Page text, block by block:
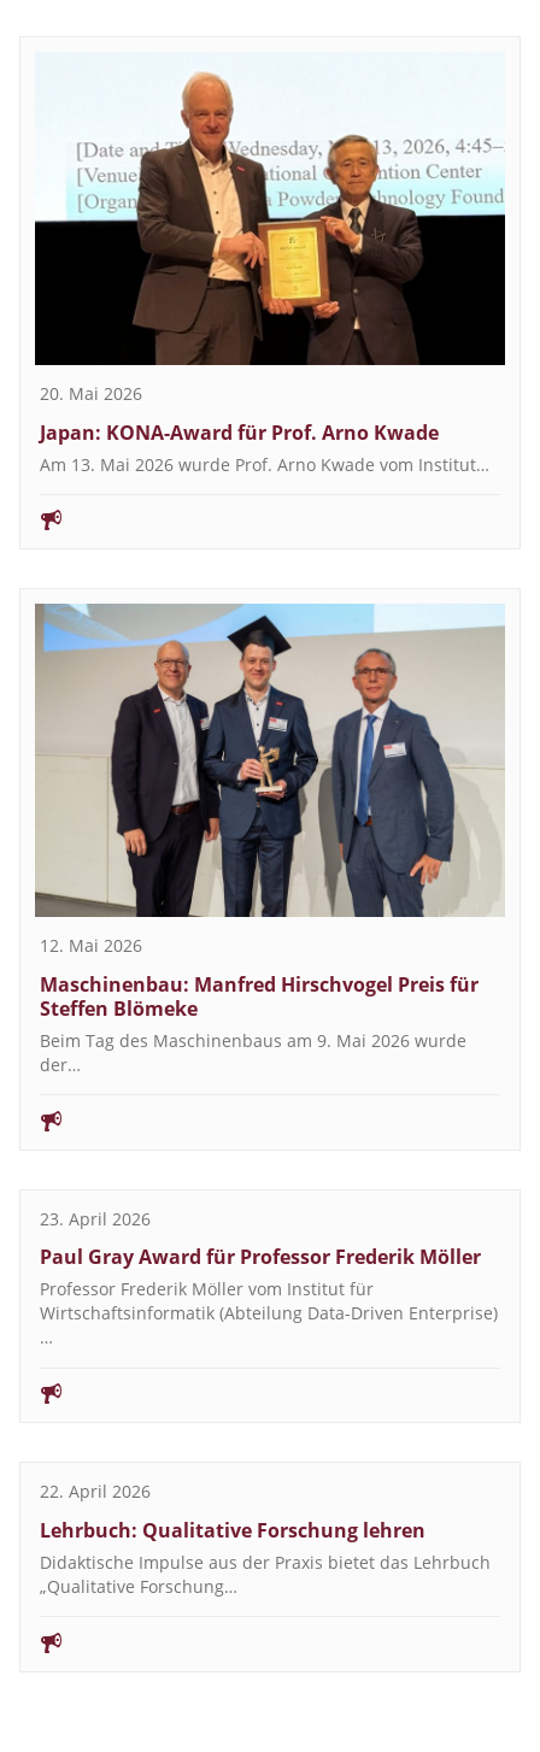
20. Mai 2026
Japan: KONA-Award für Prof. Arno Kwade
Am 13. Mai 2026 wurde Prof. Arno Kwade vom Institut…
12. Mai 2026
Maschinenbau: Manfred Hirschvogel Preis für
Steffen Blömeke
Beim Tag des Maschinenbaus am 9. Mai 2026 wurde
der…
23. April 2026
Paul Gray Award für Professor Frederik Möller
Professor Frederik Möller vom Institut für
Wirtschaftsinformatik (Abteilung Data-Driven Enterprise)
…
22. April 2026
Lehrbuch: Qualitative Forschung lehren
Didaktische Impulse aus der Praxis bietet das Lehrbuch
„Qualitative Forschung…